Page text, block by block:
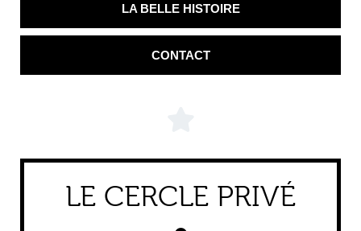
LA BELLE HISTOIRE
CONTACT
LE CERCLE PRIVÉ